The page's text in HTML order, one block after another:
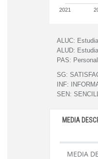
2021
ALUC:
ALUD:
PAS:
SG:
INF:
SEN:
MEDIA
MEDIA